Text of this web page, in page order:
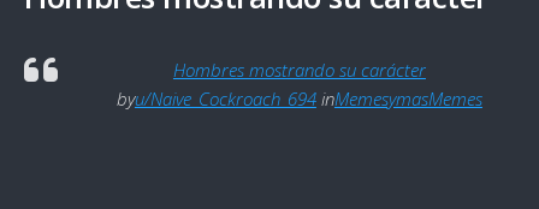
Hombres mostrando su carácter
byu/Naive_Cockroach_694inMemesymasMemes